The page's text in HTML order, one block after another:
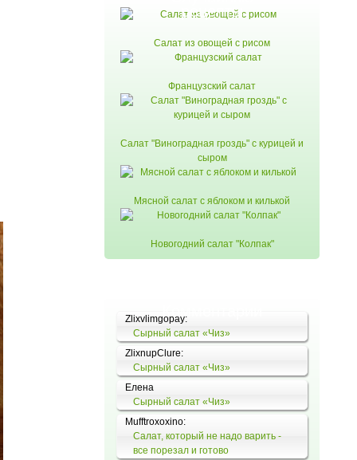
рецепты
Салат из овощей с рисом
Французский салат
Салат "Виноградная гроздь" с курицей и
сыром
Мясной салат с яблоком и килькой
Новогодний салат "Колпак"
Zlixvlimgopay:
Сырный салат «Чиз»
ZlixnupClure:
Сырный салат «Чиз»
Елена
Сырный салат «Чиз»
Mufftroxoxino:
Салат, который не надо варить -
все порезал и готово